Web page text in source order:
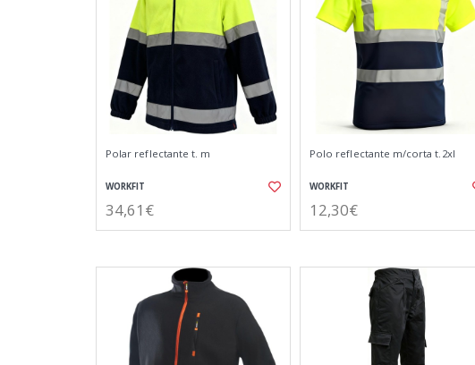
Polar reflectante t. m
WORKFIT
34,61€
Polo reflectante m/corta t.2xl
WORKFIT
12,30€